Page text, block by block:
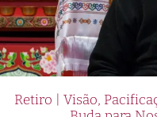
Retiro | Visão,